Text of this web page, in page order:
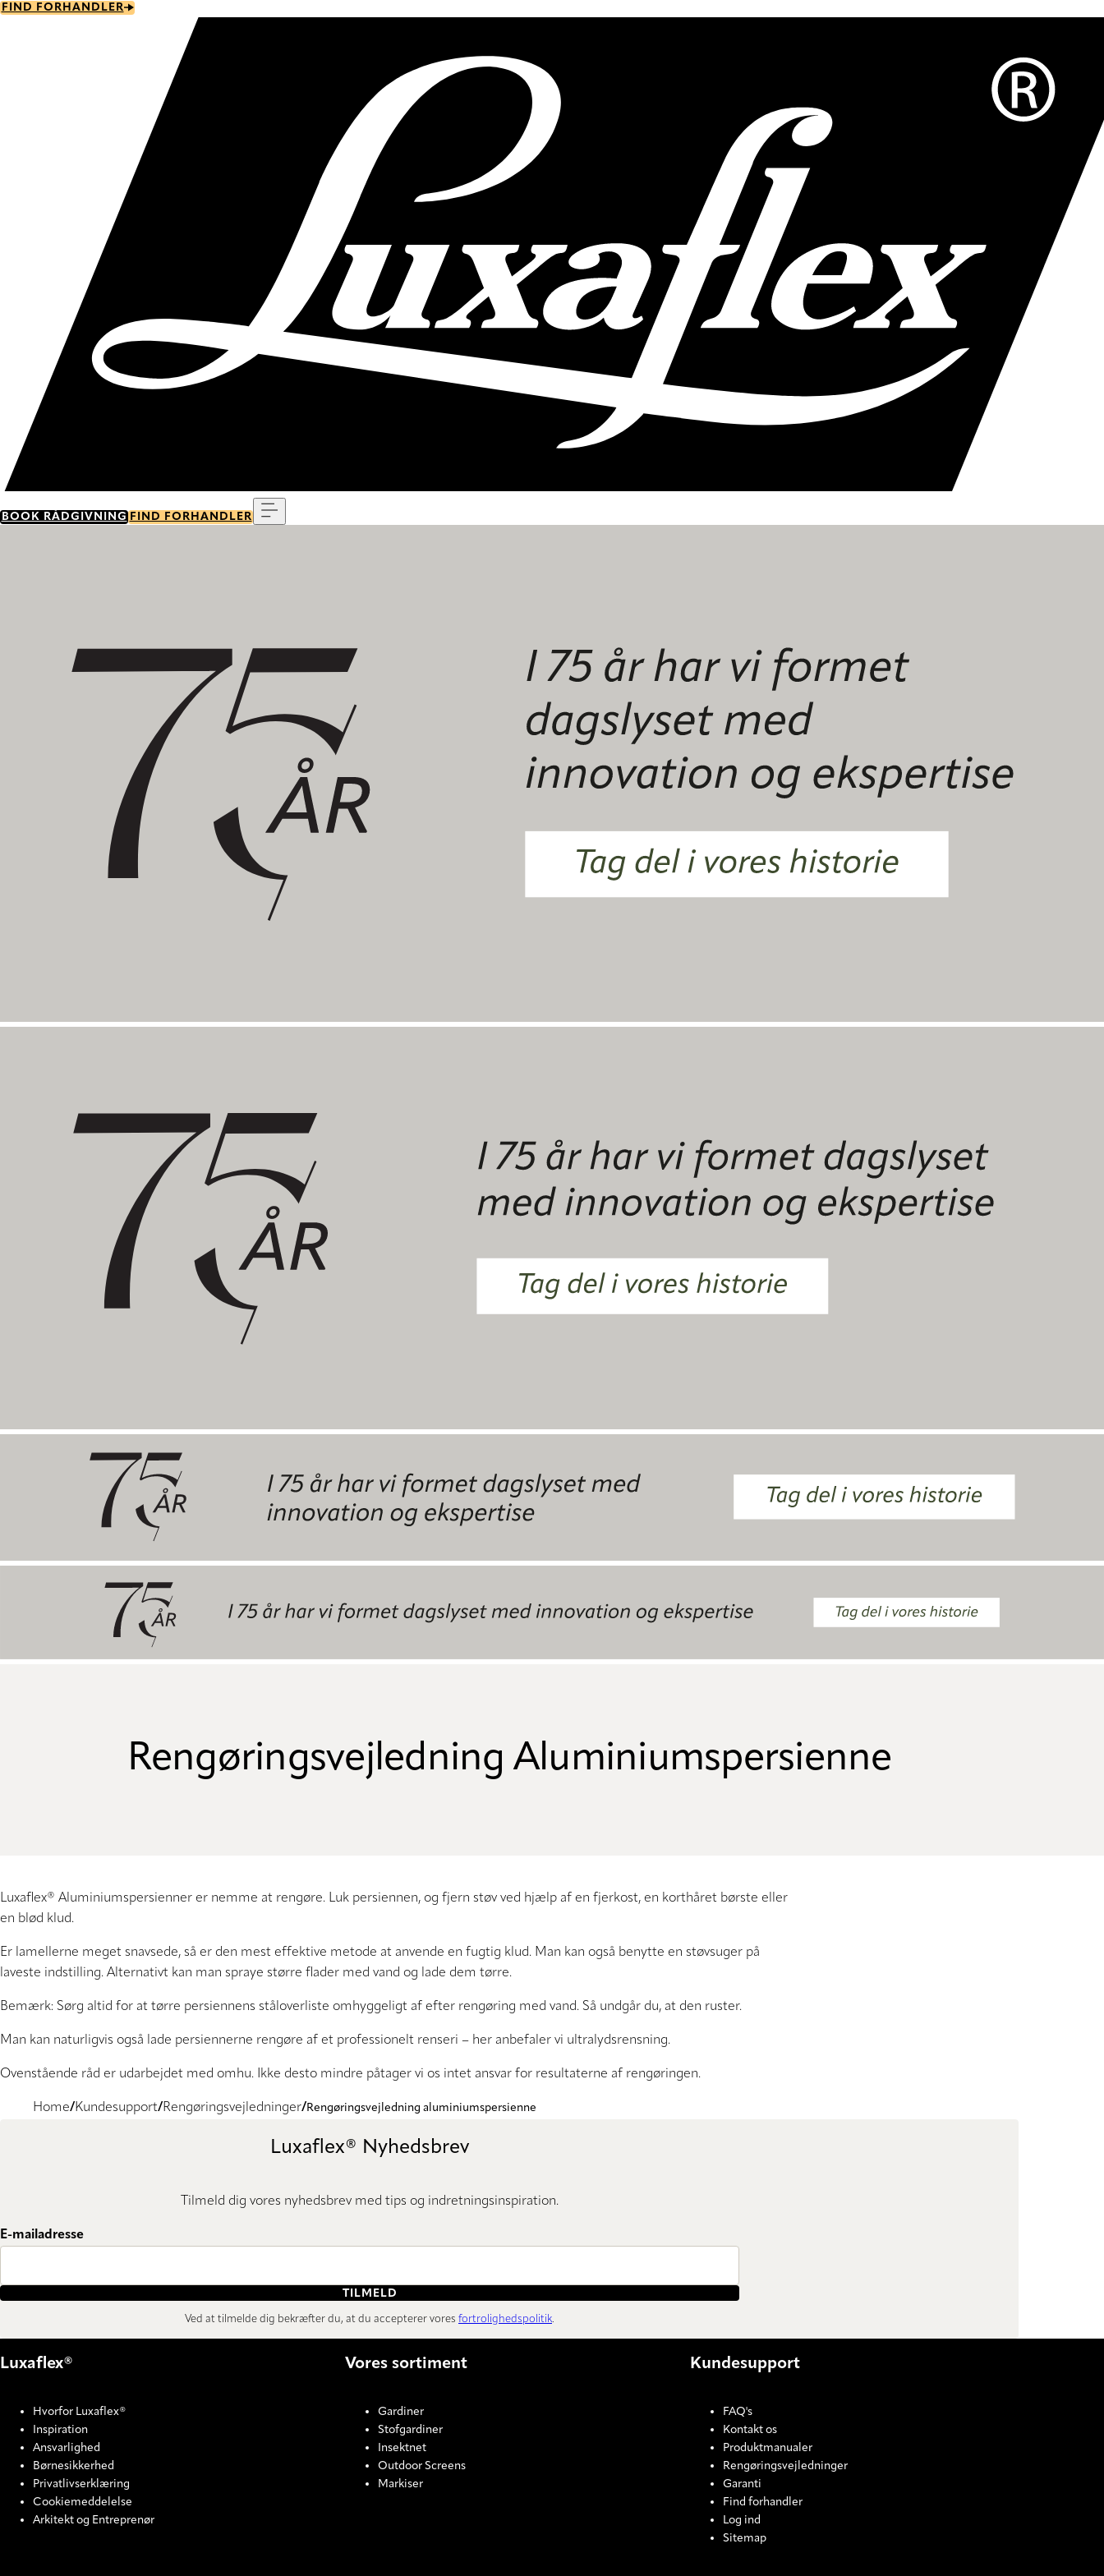
Skip
FIND FORHANDLER
BOOK RÅDGIVNING FIND FORHANDLER
Rengøringsvejledning Aluminiumspersienne
Luxaflex® Aluminiumspersienner er nemme at rengøre. Luk persiennen, og fjern støv ved hjælp af en fjerkost, en korthåret børste eller
en blød klud.
Er lamellerne meget snavsede, så er den mest effektive metode at anvende en fugtig klud. Man kan også benytte en støvsuger på
laveste indstilling. Alternativt kan man spraye større flader med vand og lade dem tørre.
Bemærk: Sørg altid for at tørre persiennens ståloverliste omhyggeligt af efter rengøring med vand. Så undgår du, at den ruster.
Man kan naturligvis også lade persiennerne rengøre af et professionelt renseri – her anbefaler vi ultralydsrensning.
Ovenstående råd er udarbejdet med omhu. Ikke desto mindre påtager vi os intet ansvar for resultaterne af rengøringen.
Home Kundesupport Rengøringsvejledninger Rengøringsvejledning aluminiumspersienne
Luxaflex® Nyhedsbrev
Tilmeld dig vores nyhedsbrev med tips og indretningsinspiration.
E-mailadresse
TILMELD
Ved at tilmelde dig bekræfter du, at du accepterer vores fortrolighedspolitik.
Luxaflex®
Hvorfor Luxaflex®
Inspiration
Ansvarlighed
Børnesikkerhed
Privatlivserklæring
Cookiemeddelelse
Arkitekt og Entreprenør
Vores sortiment
Gardiner
Stofgardiner
Insektnet
Outdoor Screens
Markiser
Kundesupport
FAQ's
Kontakt os
Produktmanualer
Rengøringsvejledninger
Garanti
Find forhandler
Log ind
Sitemap